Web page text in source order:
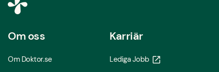
Om oss
Om Doktor.se
Karriär
Lediga Jobb